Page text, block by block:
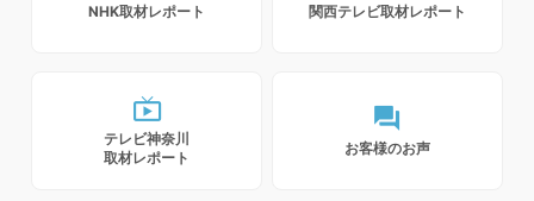
NHK取材レポート 関西テレビ取材レポート
live_tv
テレビ神奈川
取材レポート
forum
お客様のお声